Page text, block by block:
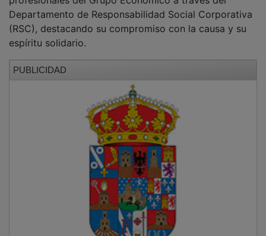
Además, Cadena Ser Toledo realizará ediciones
especiales de su programa 'Hoy por Hoy Toledo' y el
programa de deportes 'SER Deportivos Toledo'
transmitiendo en directo la jornada maratoniana desde
el propio Palacio de Congresos de Eurocaja Rural.
Para esta nueva edición se espera la asistencia y
participación de numerosos representantes